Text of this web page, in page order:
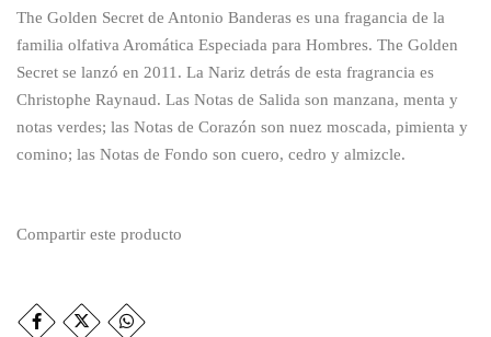
The Golden Secret de Antonio Banderas es una fragancia de la
familia olfativa Aromática Especiada para Hombres. The Golden
Secret se lanzó en 2011. La Nariz detrás de esta fragrancia es
Christophe Raynaud. Las Notas de Salida son manzana, menta y
notas verdes; las Notas de Corazón son nuez moscada, pimienta y
comino; las Notas de Fondo son cuero, cedro y almizcle.
Compartir este producto